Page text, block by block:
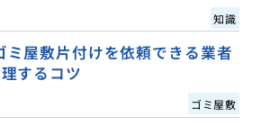
知識
ミ屋敷片付けを依頼できる業者
するコツ
ゴミ屋敷